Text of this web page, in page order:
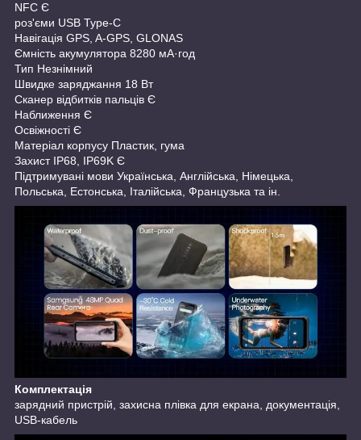
NFC Є
роз'єми USB Type-C
Навігація GPS, A-GPS, GLONAS
Ємність акумулятора 8280 мА·год
Тип Незнімний
Швидке заряджання 18 Вт
Сканер відбитків пальців Є
Наближення Є
Освіжності Є
Матеріал корпусу Пластик, гума
Захист IP68, IP69K Є
Підтримувані мови Українська, Англійська, Німецька,
Польська, Естонська, Італійська, Французька та ін.
Комплектація
зарядний пристрій, захисна плівка для екрана, документація,
USB-кабель